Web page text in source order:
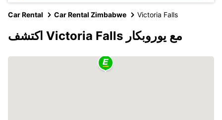
Car Rental Car Rental Zimbabwe Victoria Falls
اكتشف Victoria Falls مع يوروبكار